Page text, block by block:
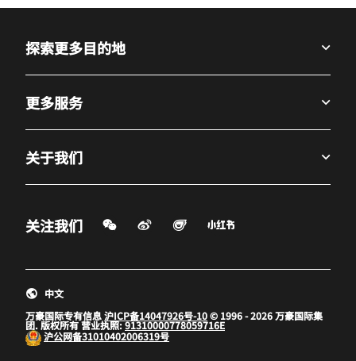
探索更多目的地
更多服务
关于我们
关注我们 微信扫一扫
微博
打开新窗口
飞猪
打开新窗口打开新窗口
万豪国际专有信息沪ICP备14047926号-10© 1996 - 2026 万豪国际集
团. 版权所有 营业执照:91310000778059716E
沪公网备31010402006319号
中文